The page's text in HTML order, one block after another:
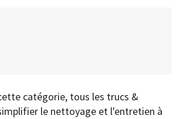
catégorie, tous les trucs &
le nettoyage et l'entretien à